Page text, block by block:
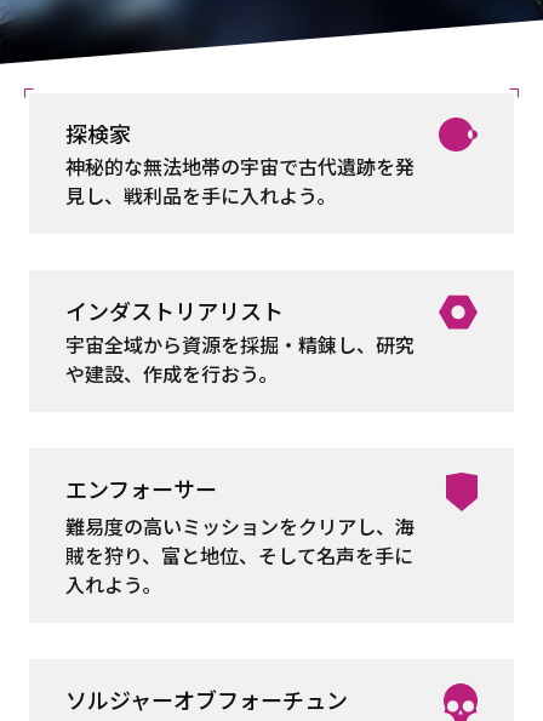
探検家
神秘的な無法地帯の宇宙で古代遺跡を発
見し、戦利品を手に入れよう。
インダストリアリスト
宇宙全域から資源を採掘・精錬し、研究
や建設、作成を行おう。
エンフォーサー
難易度の高いミッションをクリアし、海
賊を狩り、富と地位、そして名声を手に
入れよう。
ソルジャーオブフォーチュン